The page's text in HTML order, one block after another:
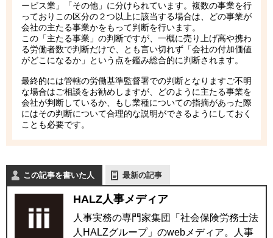
ービス業」「その他」に分けられています。複数の事業を行
っておりこの区分の２つ以上に該当する場合は、どの事業が
会社の主たる事業かをもって判断を行います。
この「主たる事業」の判断ですが、一概に売り上げ高や携わ
る労働者数で判断だけで、とも言い切れず「会社の付加価値
がどこになるか」という点を鑑み総合的に判断されます。
最終的には管轄の労働基準監督署での判断となりますご不明
な場合はご相談をお勧めしますが、どのように主たる事業を
会社が判断しているか、もし業種についての指摘があった際
にはその判断について合理的な説明ができるようにしておく
ことも必要です。
この記事を書いた人 最新の記事
HALZ人事メディア
人事実務の専門家集団「社会保険労務士法
人HALZグループ」のwebメディア。人事